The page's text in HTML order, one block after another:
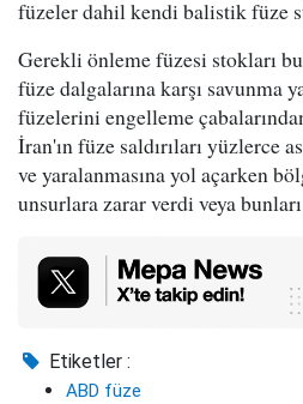
füzeler dahil kendi balistik füze
Gerekli önleme füzesi stokları
füze dalgalarına karşı savunma
füzelerini engelleme
İran'ın füze saldırıları yüzlerce
ve yaralanmasına yol açarken
unsurlara zarar verdi veya
Etiketler :
ABD füze